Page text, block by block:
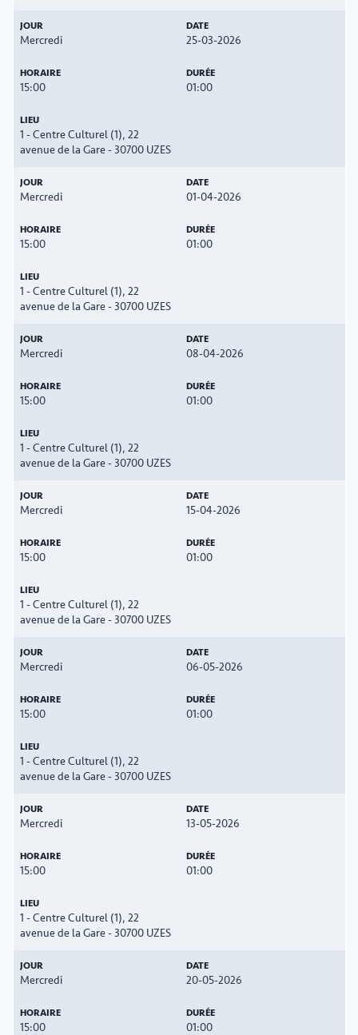
Mercredi 25-03-2026
15:00 01:00
1 - Centre Culturel (1), 22
avenue de la Gare - 30700 UZES
Mercredi 01-04-2026
15:00 01:00
1 - Centre Culturel (1), 22
avenue de la Gare - 30700 UZES
Mercredi 08-04-2026
15:00 01:00
1 - Centre Culturel (1), 22
avenue de la Gare - 30700 UZES
Mercredi 15-04-2026
15:00 01:00
1 - Centre Culturel (1), 22
avenue de la Gare - 30700 UZES
Mercredi 06-05-2026
15:00 01:00
1 - Centre Culturel (1), 22
avenue de la Gare - 30700 UZES
Mercredi 13-05-2026
15:00 01:00
1 - Centre Culturel (1), 22
avenue de la Gare - 30700 UZES
Mercredi 20-05-2026
15:00 01:00